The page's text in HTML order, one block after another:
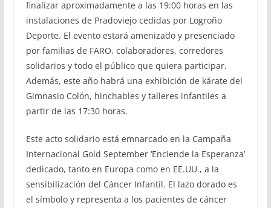
finalizar aproximadamente a las 19:00 horas en las
instalaciones de Pradoviejo cedidas por Logroño
Deporte. El evento estará amenizado y presenciado
por familias de FARO, colaboradores, corredores
solidarios y todo el público que quiera participar.
Además, este año habrá una exhibición de kárate del
Gimnasio Colón, hinchables y talleres infantiles a
partir de las 17:30 horas.
Este acto solidario está emnarcado en la Campaña
Internacional Gold September ‘Enciende la Esperanza’
dedicado, tanto en Europa como en EE.UU., a la
sensibilización del Cáncer Infantil. El lazo dorado es
el símbolo y representa a los pacientes de cáncer